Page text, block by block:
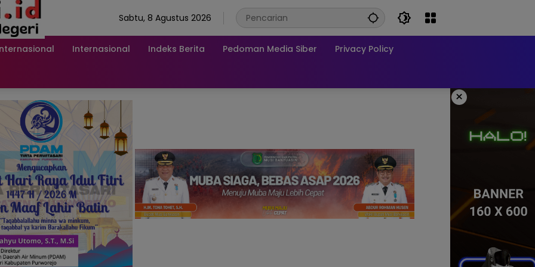
Sabtu, 8 Agustus 2026
Internasional Indeks Berita Pedoman Media Siber Privacy Policy
×